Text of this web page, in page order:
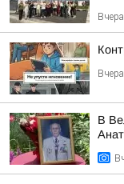
В